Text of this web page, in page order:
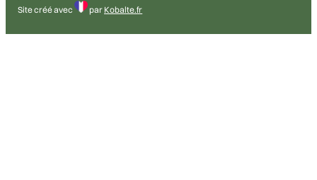
Site créé avec
par Kobalte.fr